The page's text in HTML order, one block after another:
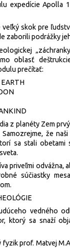
expedície Apolla
skok pre
zaborili podrážky
oblasť
prečítať:
z planéty Zem
že
sa stali
priveľmi odvážna,
súčiastky
vedného
ktorý sa snaží
prof. Matvej